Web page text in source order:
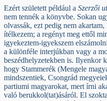
Ezért született például a Szerzői
nem tennék a könyvbe. Sokan
olvassák, ezt pedig nem
ítélkezem; a regényt meg ettől
igyekeztem-igyekszem
a különféle interjúkban vagy a
beszédhelyzetekben is. Ilyenkor
hogy Stammerék (Mengele
mindszentiek, Csongrád
partiumi magyarokat, mert írni
való berukkol(tat)ásáról. El